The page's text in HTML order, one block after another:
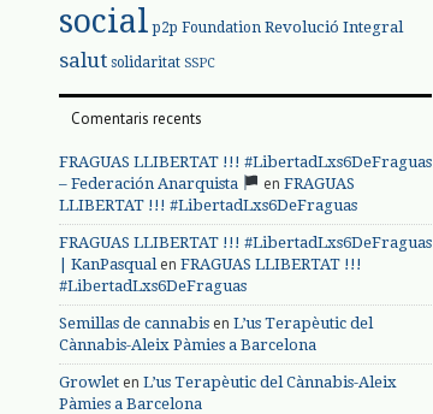
social p2p Foundation Revolució Integral
salut solidaritat SSPC
Comentaris recents
FRAGUAS LLIBERTAT !!! #LibertadLxs6DeFraguas
– Federación Anarquista
en FRAGUAS
LLIBERTAT !!! #LibertadLxs6DeFraguas
FRAGUAS LLIBERTAT !!! #LibertadLxs6DeFraguas
| KanPasqualen FRAGUAS LLIBERTAT !!!
#LibertadLxs6DeFraguas
Semillas de cannabis en L’us Terapèutic del
Cànnabis-Aleix Pàmies a Barcelona
Growlet en L’us Terapèutic del Cànnabis-Aleix
Pàmies a Barcelona